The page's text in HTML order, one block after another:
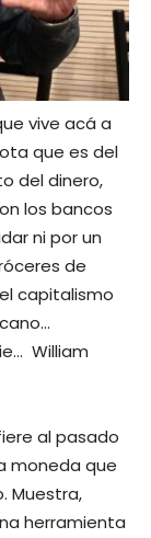
vive acá a
que es del
del dinero,
los bancos
ni por un
de
capitalismo
William
al pasado
moneda que
Muestra,
herramienta